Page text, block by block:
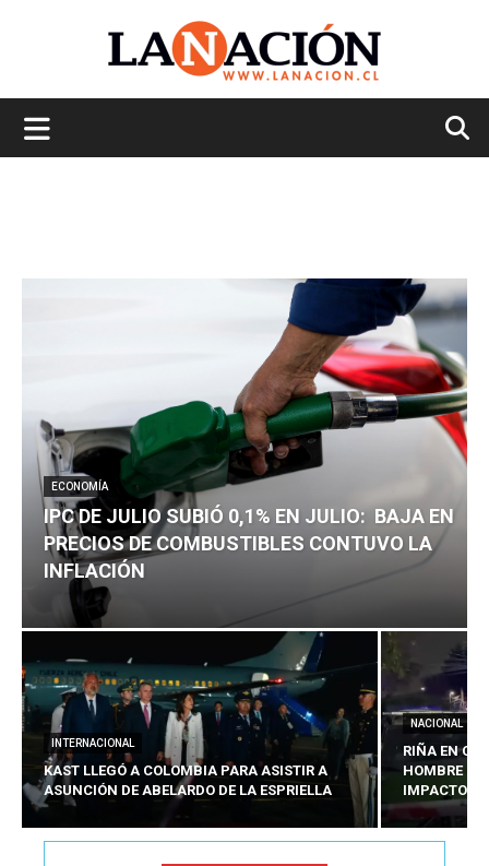
ECONOMÍA
IPC DE JULIO SUBIÓ 0,1% EN JULIO: BAJA EN
PRECIOS DE COMBUSTIBLES CONTUVO LA
INFLACIÓN
INTERNACIONAL
KAST LLEGÓ A COLOMBIA PARA ASISTIR A
ASUNCIÓN DE ABELARDO DE LA ESPRIELLA
NACIONAL
RIÑA EN
HOMBRE
IMPACTOS